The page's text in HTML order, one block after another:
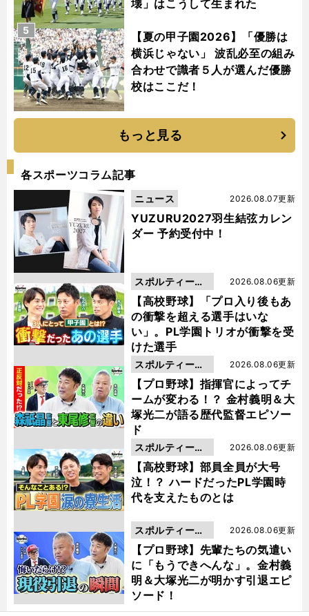
壊」はこうして生まれた
【夏の甲子園2026】「優勝は
横浜じゃない」 波乱必至の組み
合わせで識者５人が選んだ優勝
校はここだ！
5
もっと見る
各スポーツコラム記事
YUZURU2027羽生結弦カレン
ダー 予約受付中！
2026.08.07更新
ニュース
【高校野球】「プロ入り後もあ
の衝撃を超える選手はいな
い」。PL学園トリオが衝撃を受
けた選手
2026.08.06更新
スポルティーバ
動画
【プロ野球】指揮官によってチ
ームが変わる！？ 金村義明＆大
塚光二が語る歴代監督エピソー
ド
2026.08.06更新
スポルティーバ
動画
【高校野球】部員全員が大号
泣！？ ハードだったPL学園時
代を支えたものとは
2026.08.06更新
スポルティーバ
動画
【プロ野球】先輩たちの気遣い
に「もうできへんな」。金村義
明＆大塚光二が明かす引退エピ
ソード！
2026.08.06更新
スポルティーバ
動画